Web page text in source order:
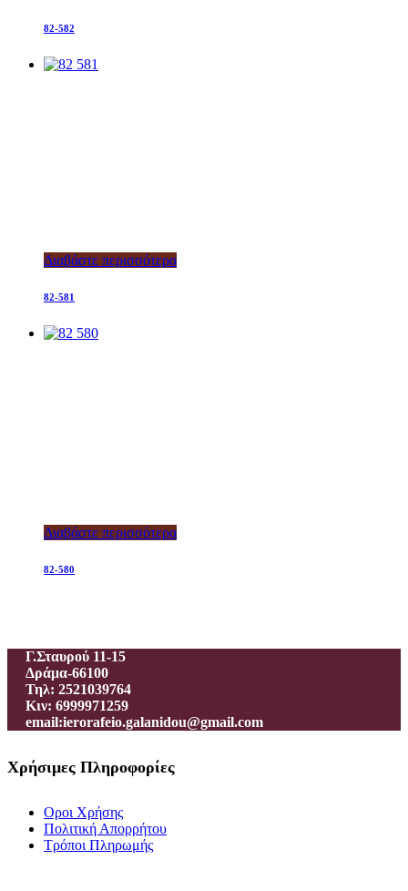
82-582
Διαβάστε περισσότερα
82-581
Διαβάστε περισσότερα
82-580
Γ.Σταυρού 11-15
Δράμα-66100
Τηλ: 2521039764
Κιν: 6999971259
email:ierorafeio.galanidou@gmail.com
Χρήσιμες Πληροφορίες
Οροι Χρήσης
Πολιτική Απορρήτου
Τρόποι Πληρωμής